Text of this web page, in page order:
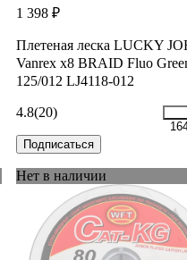
1 398 ₽
Плетеная леска LUCKY
Vanrex х8 BRAID Fluo
125/012 LJ4118-012
4.8(20)
Подписаться
Нет в наличии